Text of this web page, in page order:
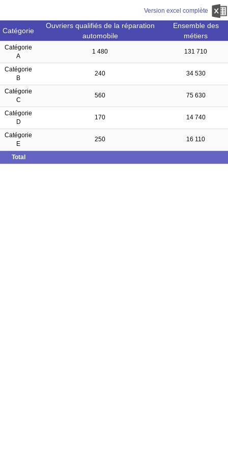
Version excel complète
Catégorie
Ouvriers qualifiés de la réparation
automobile
Ensemble des
métiers
Catégorie
A
1 480 131 710
Catégorie
B
240 34 530
Catégorie
C
560 75 630
Catégorie
D
170 14 740
Catégorie
E
250 16 110
Total